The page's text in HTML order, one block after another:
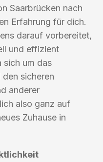
Saarbrücken nach
Erfahrung für dich.
darauf vorbereitet,
und effizient
sich um das
sicheren
anderer
also ganz auf
Zuhause in